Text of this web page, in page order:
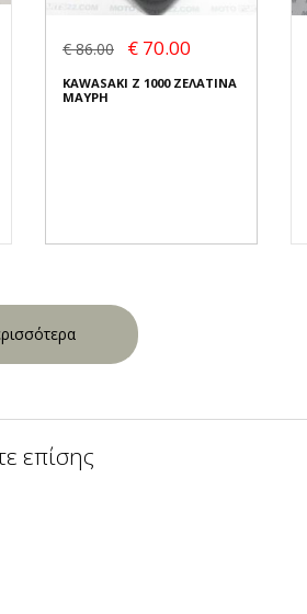
€ 86.00 € 70.00
KAWASAKI Z 1000 ΖΕΛΑΤΙΝΑ
ΜΑΥΡΗ
επίσης